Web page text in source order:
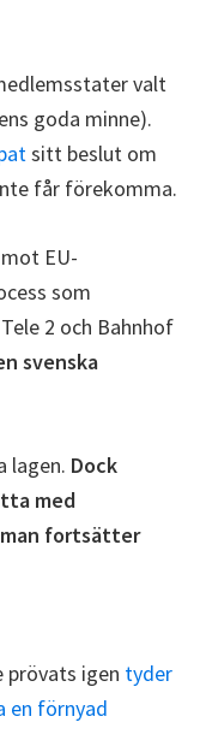
valt
goda minne).
sitt beslut om
får förekomma.
EU-
som
2 och Bahnhof
svenska
lagen. Dock
med
man fortsätter
prövats igen tyder
en förnyad